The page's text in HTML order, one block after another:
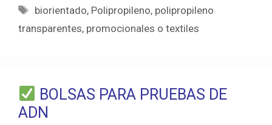
Etiquetas
biorientado, Polipropileno, polipropileno
transparentes, promocionales o textiles
BOLSAS PARA PRUEBAS DE
ADN